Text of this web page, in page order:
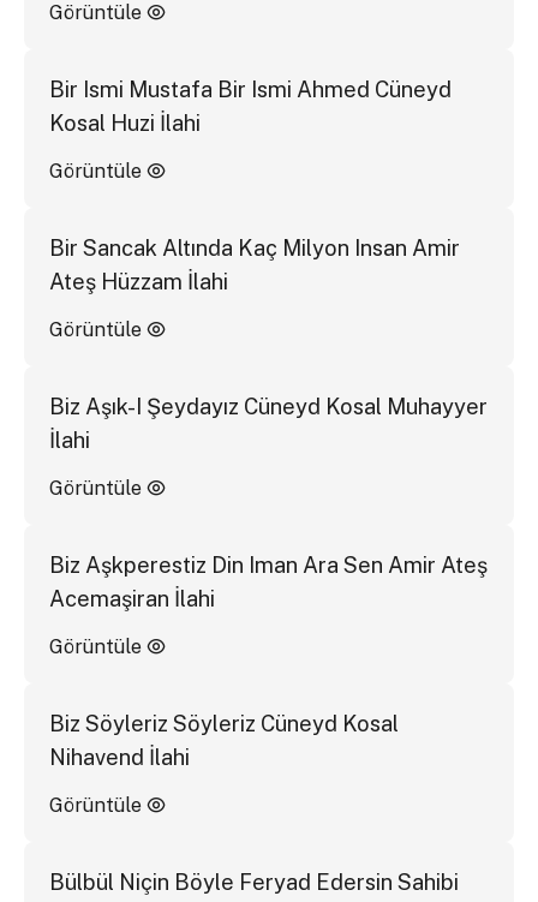
Görüntüle
Bir Ismi Mustafa Bir Ismi Ahmed Cüneyd
Kosal Huzi İlahi
Görüntüle
Bir Sancak Altında Kaç Milyon Insan Amir
Ateş Hüzzam İlahi
Görüntüle
Biz Aşık-I Şeydayız Cüneyd Kosal Muhayyer
İlahi
Görüntüle
Biz Aşkperestiz Din Iman Ara Sen Amir Ateş
Acemaşiran İlahi
Görüntüle
Biz Söyleriz Söyleriz Cüneyd Kosal
Nihavend İlahi
Görüntüle
Bülbül Niçin Böyle Feryad Edersin Sahibi